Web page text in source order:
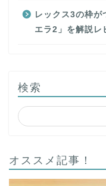
レックス3の枠が
エラ2」を解説レ
検索
オススメ記事！